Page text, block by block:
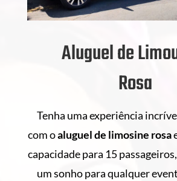
Aluguel de
Rosa
Tenha uma experiência
com oaluguel de limosine rosa
capacidade para 15
um sonho para qualquer